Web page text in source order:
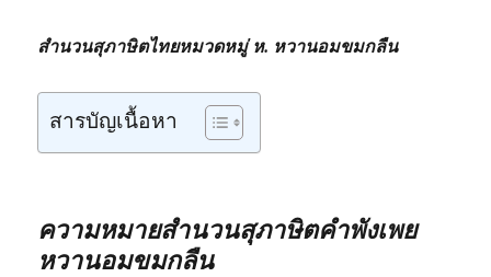
สำนวนสุภาษิตไทยหมวดหมู่ ห. หวานอมขมกลืน
สารบัญเนื้อหา
ความหมายสำนวนสุภาษิตคำพังเพย
หวานอมขมกลืน